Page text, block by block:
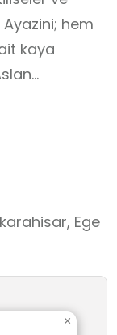
hem
kaya
mimarili
kaya
tüf
ya da
biçimlerine
Ege
×